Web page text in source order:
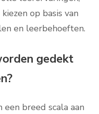
op basis van
en leerbehoeften.
gedekt
breed scala aan